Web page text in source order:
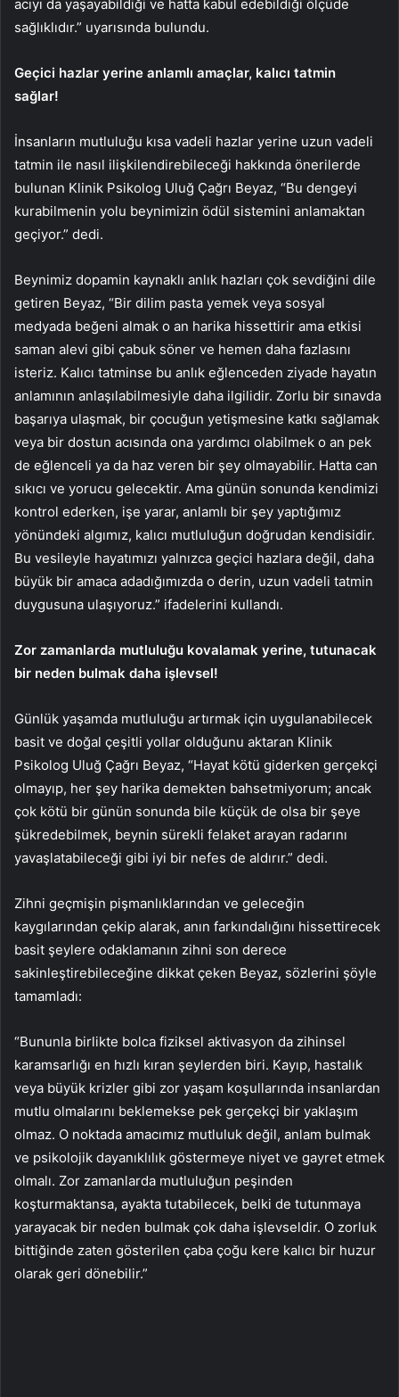
acıyı da yaşayabildiği ve hatta kabul edebildiği ölçüde
sağlıklıdır.” uyarısında bulundu.
Geçici hazlar yerine anlamlı amaçlar, kalıcı tatmin
sağlar!
İnsanların mutluluğu kısa vadeli hazlar yerine uzun vadeli
tatmin ile nasıl ilişkilendirebileceği hakkında önerilerde
bulunan Klinik Psikolog Uluğ Çağrı Beyaz, “Bu dengeyi
kurabilmenin yolu beynimizin ödül sistemini anlamaktan
geçiyor.” dedi.
Beynimiz dopamin kaynaklı anlık hazları çok sevdiğini dile
getiren Beyaz, “Bir dilim pasta yemek veya sosyal
medyada beğeni almak o an harika hissettirir ama etkisi
saman alevi gibi çabuk söner ve hemen daha fazlasını
isteriz. Kalıcı tatminse bu anlık eğlenceden ziyade hayatın
anlamının anlaşılabilmesiyle daha ilgilidir. Zorlu bir sınavda
başarıya ulaşmak, bir çocuğun yetişmesine katkı sağlamak
veya bir dostun acısında ona yardımcı olabilmek o an pek
de eğlenceli ya da haz veren bir şey olmayabilir. Hatta can
sıkıcı ve yorucu gelecektir. Ama günün sonunda kendimizi
kontrol ederken, işe yarar, anlamlı bir şey yaptığımız
yönündeki algımız, kalıcı mutluluğun doğrudan kendisidir.
Bu vesileyle hayatımızı yalnızca geçici hazlara değil, daha
büyük bir amaca adadığımızda o derin, uzun vadeli tatmin
duygusuna ulaşıyoruz.” ifadelerini kullandı.
Zor zamanlarda mutluluğu kovalamak yerine, tutunacak
bir neden bulmak daha işlevsel!
Günlük yaşamda mutluluğu artırmak için uygulanabilecek
basit ve doğal çeşitli yollar olduğunu aktaran Klinik
Psikolog Uluğ Çağrı Beyaz, “Hayat kötü giderken gerçekçi
olmayıp, her şey harika demekten bahsetmiyorum; ancak
çok kötü bir günün sonunda bile küçük de olsa bir şeye
şükredebilmek, beynin sürekli felaket arayan radarını
yavaşlatabileceği gibi iyi bir nefes de aldırır.” dedi.
Zihni geçmişin pişmanlıklarından ve geleceğin
kaygılarından çekip alarak, anın farkındalığını hissettirecek
basit şeylere odaklamanın zihni son derece
sakinleştirebileceğine dikkat çeken Beyaz, sözlerini şöyle
tamamladı:
“Bununla birlikte bolca fiziksel aktivasyon da zihinsel
karamsarlığı en hızlı kıran şeylerden biri. Kayıp, hastalık
veya büyük krizler gibi zor yaşam koşullarında insanlardan
mutlu olmalarını beklemekse pek gerçekçi bir yaklaşım
olmaz. O noktada amacımız mutluluk değil, anlam bulmak
ve psikolojik dayanıklılık göstermeye niyet ve gayret etmek
olmalı. Zor zamanlarda mutluluğun peşinden
koşturmaktansa, ayakta tutabilecek, belki de tutunmaya
yarayacak bir neden bulmak çok daha işlevseldir. O zorluk
bittiğinde zaten gösterilen çaba çoğu kere kalıcı bir huzur
olarak geri dönebilir.”